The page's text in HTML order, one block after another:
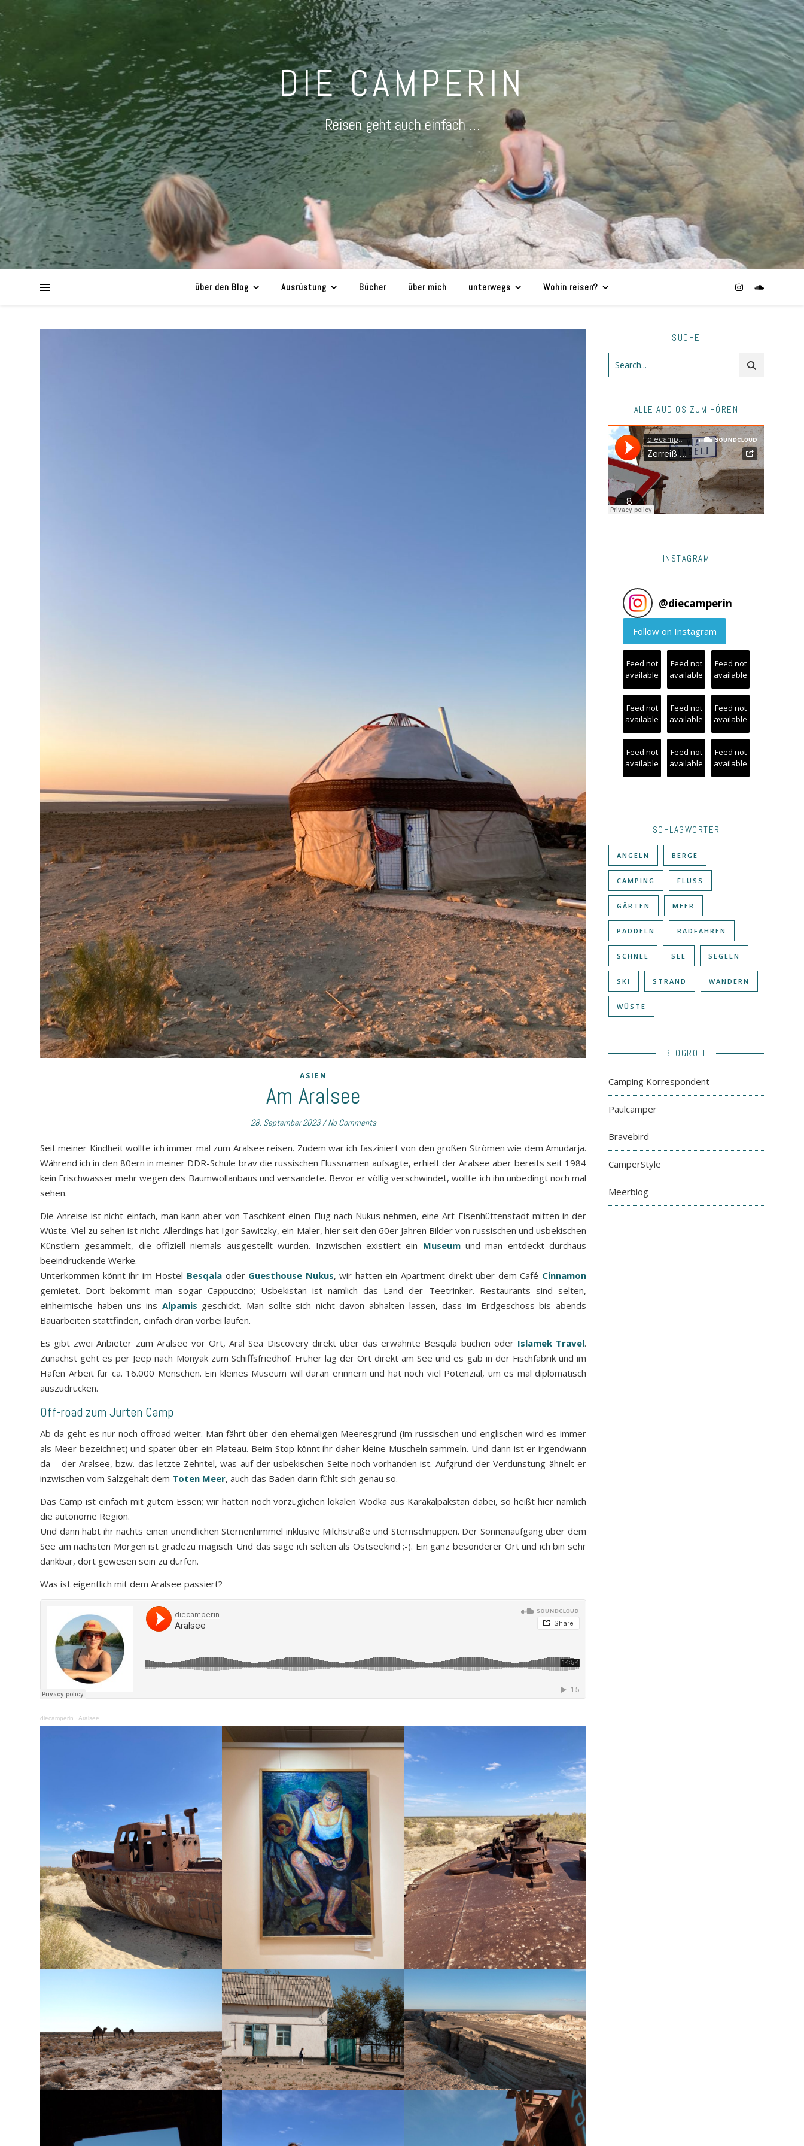
DIE CAMPERIN
Reisen geht auch einfach …
über den Blog Ausrüstung Bücher über mich unterwegs Wohin reisen?
ASIEN
Am Aralsee
28. September 2023/ No Comments
Seit meiner Kindheit wollte ich immer mal zum Aralsee reisen. Zudem war ich fasziniert von den großen Strömen wie dem Amudarja.
Während ich in den 80ern in meiner DDR-Schule brav die russischen Flussnamen aufsagte, erhielt der Aralsee aber bereits seit 1984
kein Frischwasser mehr wegen des Baumwollanbaus und versandete. Bevor er völlig verschwindet, wollte ich ihn unbedingt noch mal
sehen.
Die Anreise ist nicht einfach, man kann aber von Taschkent einen Flug nach Nukus nehmen, eine Art Eisenhüttenstadt mitten in der
Wüste. Viel zu sehen ist nicht. Allerdings hat Igor Sawitzky, ein Maler, hier seit den 60er Jahren Bilder von russischen und usbekischen
Künstlern gesammelt, die offiziell niemals ausgestellt wurden. Inzwischen existiert ein Museumund man entdeckt durchaus
beeindruckende Werke.
Unterkommen könnt ihr im Hostel Besqalaoder Guesthouse Nukus, wir hatten ein Apartment direkt über dem Café Cinnamon
gemietet. Dort bekommt man sogar Cappuccino; Usbekistan ist nämlich das Land der Teetrinker. Restaurants sind selten,
einheimische haben uns ins Alpamis geschickt. Man sollte sich nicht davon abhalten lassen, dass im Erdgeschoss bis abends
Bauarbeiten stattfinden, einfach dran vorbei laufen.
Es gibt zwei Anbieter zum Aralsee vor Ort, Aral Sea Discovery direkt über das erwähnte Besqala buchen oder Islamek Travel.
Zunächst geht es per Jeep nach Monyak zum Schiffsfriedhof. Früher lag der Ort direkt am See und es gab in der Fischfabrik und im
Hafen Arbeit für ca. 16.000 Menschen. Ein kleines Museum will daran erinnern und hat noch viel Potenzial, um es mal diplomatisch
auszudrücken.
Off-road zum Jurten Camp
Ab da geht es nur noch offroad weiter. Man fährt über den ehemaligen Meeresgrund (im russischen und englischen wird es immer
als Meer bezeichnet) und später über ein Plateau. Beim Stop könnt ihr daher kleine Muscheln sammeln. Und dann ist er irgendwann
da – der Aralsee, bzw. das letzte Zehntel, was auf der usbekischen Seite noch vorhanden ist. Aufgrund der Verdunstung ähnelt er
inzwischen vom Salzgehalt dem Toten Meer, auch das Baden darin fühlt sich genau so.
Das Camp ist einfach mit gutem Essen; wir hatten noch vorzüglichen lokalen Wodka aus Karakalpakstan dabei, so heißt hier nämlich
die autonome Region.
Und dann habt ihr nachts einen unendlichen Sternenhimmel inklusive Milchstraße und Sternschnuppen. Der Sonnenaufgang über dem
See am nächsten Morgen ist gradezu magisch. Und das sage ich selten als Ostseekind ;-). Ein ganz besonderer Ort und ich bin sehr
dankbar, dort gewesen sein zu dürfen.
Was ist eigentlich mit dem Aralsee passiert?
diecamperin · Aralsee
SUCHE
ALLE AUDIOS ZUM HÖREN
INSTAGRAM
@diecamperin
Follow on Instagram
Feed not
available
Feed not
available
Feed not
available
Feed not
available
Feed not
available
Feed not
available
Feed not
available
Feed not
available
Feed not
available
SCHLAGWÖRTER
ANGELN BERGE
CAMPING FLUSS
GÄRTEN MEER
PADDELN RADFAHREN
SCHNEE SEE SEGELN
SKI STRAND WANDERN
WÜSTE
BLOGROLL
Camping Korrespondent
Paulcamper
Bravebird
CamperStyle
Meerblog